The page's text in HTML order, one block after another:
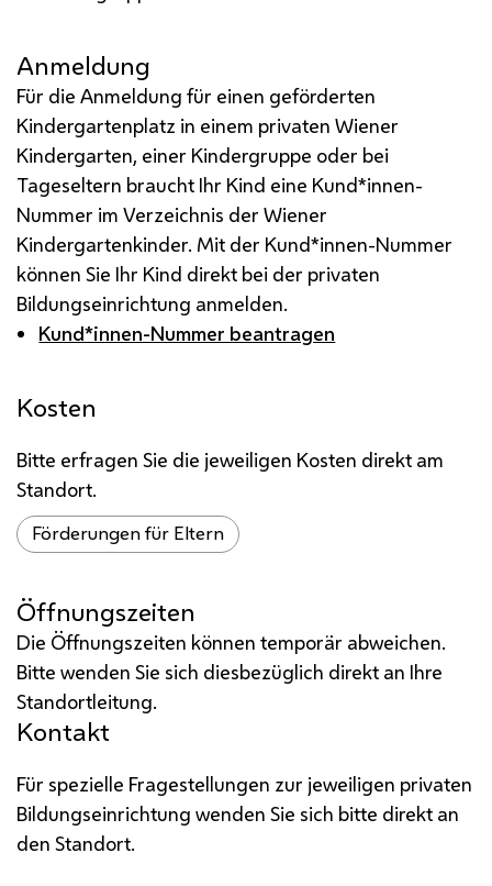
Anmeldung
Für die Anmeldung für einen geförderten
Kindergartenplatz in einem privaten Wiener
Kindergarten, einer Kindergruppe oder bei
Tageseltern braucht Ihr Kind eine Kund*innen-
Nummer im Verzeichnis der Wiener
Kindergartenkinder. Mit der Kund*innen-Nummer
können Sie Ihr Kind direkt bei der privaten
Bildungseinrichtung anmelden.
Kund*innen-Nummer beantragen
Kosten
Bitte erfragen Sie die jeweiligen Kosten direkt am
Standort.
Förderungen für Eltern
Öffnungszeiten
Die Öffnungszeiten können temporär abweichen.
Bitte wenden Sie sich diesbezüglich direkt an Ihre
Standortleitung.
Kontakt
Für spezielle Fragestellungen zur jeweiligen privaten
Bildungseinrichtung wenden Sie sich bitte direkt an
den Standort.